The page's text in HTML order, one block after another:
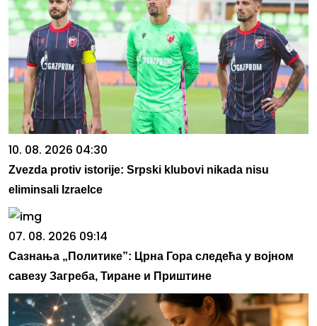
10. 08. 2026 04:30
Zvezda protiv istorije: Srpski klubovi nikada nisu
eliminsali Izraelce
07. 08. 2026 09:14
Сазнања „Политике”: Црна Гора следећа у војном
савезу Загреба, Тиране и Приштине